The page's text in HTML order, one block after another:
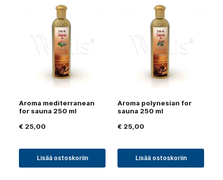
Aroma mediterranean
for sauna 250 ml
€ 25,00
Lisää ostoskoriin
Aroma polynesian for
sauna 250 ml
€ 25,00
Lisää ostoskoriin